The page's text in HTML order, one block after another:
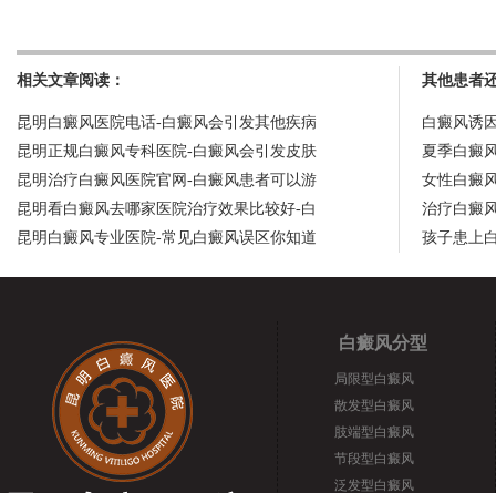
相关文章阅读：
昆明白癜风医院电话-白癜风会引发其他疾病
昆明正规白癜风专科医院-白癜风会引发皮肤
昆明治疗白癜风医院官网-白癜风患者可以游
昆明看白癜风去哪家医院治疗效果比较好-白
昆明白癜风专业医院-常见白癜风误区你知道
其他患者
白癜风诱
夏季白癜
女性白癜
治疗白癜
孩子患上
白癜风分型
局限型白癜风
散发型白癜风
肢端型白癜风
节段型白癜风
泛发型白癜风